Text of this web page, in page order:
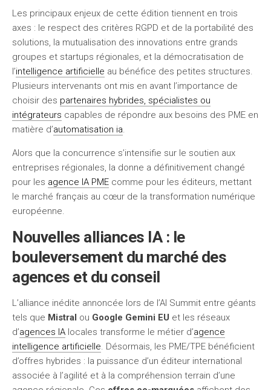
Les principaux enjeux de cette édition tiennent en trois
axes : le respect des critères RGPD et de la portabilité des
solutions, la mutualisation des innovations entre grands
groupes et startups régionales, et la démocratisation de
l’intelligence artificielle au bénéfice des petites structures.
Plusieurs intervenants ont mis en avant l’importance de
choisir des partenaires hybrides, spécialistes ou
intégrateurs capables de répondre aux besoins des PME en
matière d’automatisation ia.
Alors que la concurrence s’intensifie sur le soutien aux
entreprises régionales, la donne a définitivement changé
pour les agence IA PME comme pour les éditeurs, mettant
le marché français au cœur de la transformation numérique
européenne.
Nouvelles alliances IA : le
bouleversement du marché des
agences et du conseil
L’alliance inédite annoncée lors de l’AI Summit entre géants
tels que Mistral ou Google Gemini EU et les réseaux
d’agences IA locales transforme le métier d’agence
intelligence artificielle. Désormais, les PME/TPE bénéficient
d’offres hybrides : la puissance d’un éditeur international
associée à l’agilité et à la compréhension terrain d’une